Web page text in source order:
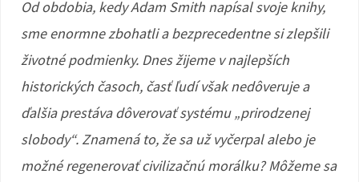
Od obdobia, kedy Adam Smith napísal svoje knihy,
sme enormne zbohatli a bezprecedentne si zlepšili
životné podmienky. Dnes žijeme v najlepších
historických časoch, časť ľudí však nedôveruje a
ďalšia prestáva dôverovať systému „prirodzenej
slobody“. Znamená to, že sa už vyčerpal alebo je
možné regenerovať civilizačnú morálku? Môžeme sa